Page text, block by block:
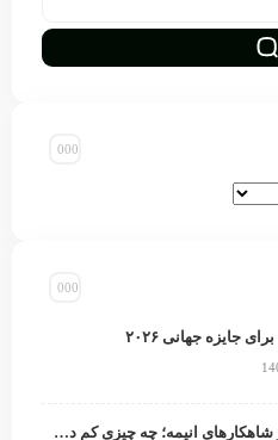
سولو لولینگ در برابر شاهکارهای انیمه؛ چه چیزی کم دارد؟